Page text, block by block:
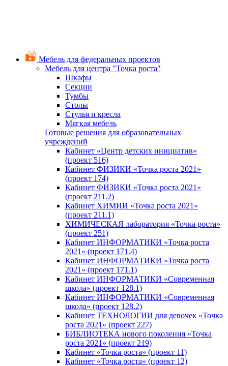
Мебель для федеральных проектов
Мебель для центра "Точка роста"
Шкафы
Секции
Тумбы
Столы
Стулья и кресла
Мягкая мебель
Готовые решения для образовательных
учреждений
Кабинет «Центр детских инициатив»
(проект 516)
Кабинет ФИЗИКИ «Точка роста 2021»
(проект 174)
Кабинет ФИЗИКИ «Точка роста 2021»
(проект 211.2)
Кабинет ХИМИИ «Точка роста 2021»
(проект 211.1)
ХИМИЧЕСКАЯ лаборатория «Точка роста»
(проект 251)
Кабинет ИНФОРМАТИКИ «Точка роста
2021» (проект 171.4)
Кабинет ИНФОРМАТИКИ «Точка роста
2021» (проект 171.1)
Кабинет ИНФОРМАТИКИ «Современная
школа» (проект 128.1)
Кабинет ИНФОРМАТИКИ «Современная
школа» (проект 128.2)
Кабинет ТЕХНОЛОГИИ для девочек «Точка
роста 2021» (проект 227)
БИБЛИОТЕКА нового поколения «Точка
роста 2021» (проект 219)
Кабинет «Точка роста» (проект 11)
Кабинет «Точка роста» (проект 12)